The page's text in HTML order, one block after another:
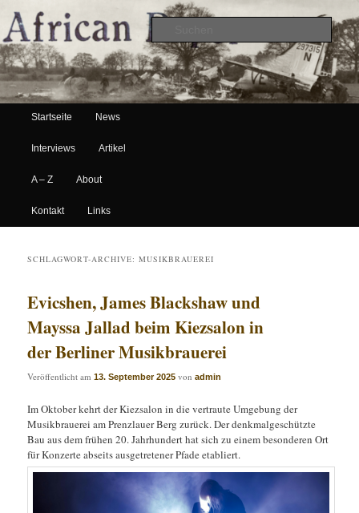
African Paper
Hauptmenü
Zum Inhalt wechseln
Zum sekundären Inhalt wechseln
Startseite News
Interviews Artikel
A – Z About
Kontakt Links
SCHLAGWORT-ARCHIVE:MUSIKBRAUEREI
Evicshen, James Blackshaw und
Mayssa Jallad beim Kiezsalon in
der Berliner Musikbrauerei
Veröffentlicht am13. September 2025 vonadmin
Im Oktober kehrt der Kiezsalon in die vertraute Umgebung der
Musikbrauerei am Prenzlauer Berg zurück. Der denkmalgeschützte
Bau aus dem frühen 20. Jahrhundert hat sich zu einem besonderen Ort
für Konzerte abseits ausgetretener Pfade etabliert.